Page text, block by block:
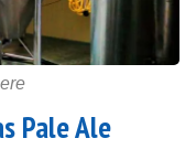
Pale Ale